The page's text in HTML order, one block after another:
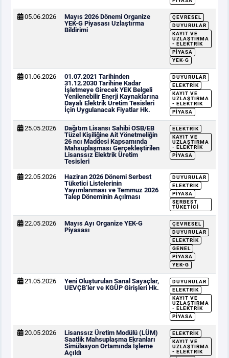
05.06.2026
Mayıs 2026 Dönemi Organize
YEK-G Piyasası Uzlaştırma
Bildirimi
ÇEVRESEL
DUYURULAR
KAYIT VE
UZLAŞTIRMA
- ELEKTRIK
PIYASA
YEK-G
01.06.2026
01.07.2021 Tarihinden
31.12.2030 Tarihine Kadar
İşletmeye Girecek YEK Belgeli
Yenilenebilir Enerji Kaynaklarına
Dayalı Elektrik Üretim Tesisleri
İçin Uygulanacak Fiyatlar Hk.
DUYURULAR
ELEKTRIK
KAYIT VE
UZLAŞTIRMA
- ELEKTRIK
PIYASA
25.05.2026
Dağıtım Lisansı Sahibi OSB/EB
Tüzel Kişiliğine Ait Yönetmeliğin
26 ncı Maddesi Kapsamında
Mahsuplaşması Gerçekleştirilen
Lisanssız Elektrik Üretim
Tesisleri
ELEKTRIK
KAYIT VE
UZLAŞTIRMA
- ELEKTRIK
PIYASA
22.05.2026
Haziran 2026 Dönemi Serbest
Tüketici Listelerinin
Yayımlanması ve Temmuz 2026
Talep Döneminin Açılması
DUYURULAR
ELEKTRIK
PIYASA
SERBEST
TÜKETICI
22.05.2026
Mayıs Ayı Organize YEK-G
Piyasası
ÇEVRESEL
DUYURULAR
ELEKTRIK
GENEL
PIYASA
YEK-G
21.05.2026
Yeni Oluşturulan Sanal Sayaçlar,
UEVÇB’ler ve KGÜP Girişleri Hk.
DUYURULAR
ELEKTRIK
KAYIT VE
UZLAŞTIRMA
- ELEKTRIK
PIYASA
20.05.2026
Lisanssız Üretim Modülü (LÜM)
Saatlik Mahsuplaşma Ekranları
Simülasyon Ortamında İşleme
Açıldı
ELEKTRIK
KAYIT VE
UZLAŞTIRMA
- ELEKTRIK